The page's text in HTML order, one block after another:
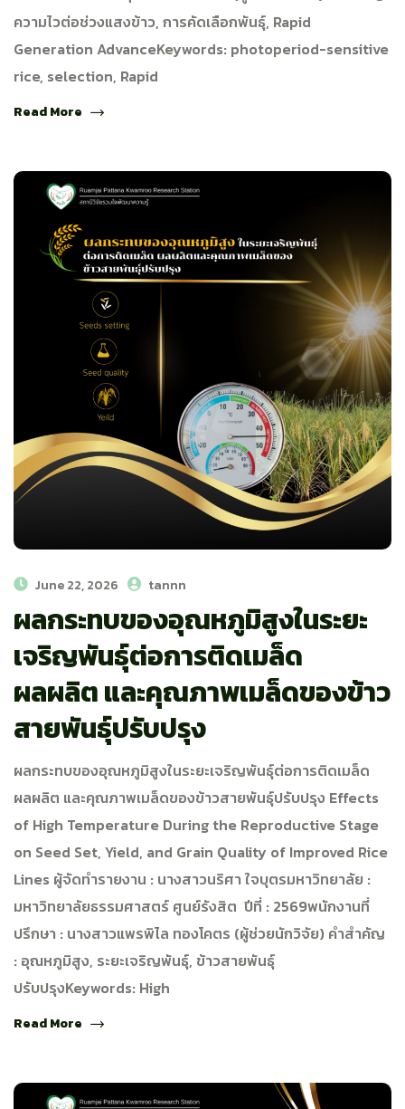
ความไวต่อช่วงแสงข้าว, การคัดเลือกพันธุ์, Rapid
Generation AdvanceKeywords: photoperiod-sensitive
rice, selection, Rapid
Read More
June 22, 2026 tannn
ผลกระทบของอุณหภูมิสูงในระยะ
เจริญพันธุ์ต่อการติดเมล็ด
ผลผลิต และคุณภาพเมล็ดของข้าว
สายพันธุ์ปรับปรุง
ผลกระทบของอุณหภูมิสูงในระยะเจริญพันธุ์ต่อการติดเมล็ด
ผลผลิต และคุณภาพเมล็ดของข้าวสายพันธุ์ปรับปรุง Effects
of High Temperature During the Reproductive Stage
on Seed Set, Yield, and Grain Quality of Improved Rice
Lines ผู้จัดทำรายงาน : นางสาวนริศา ใจบุตรมหาวิทยาลัย :
มหาวิทยาลัยธรรมศาสตร์ ศูนย์รังสิต ปีที่ : 2569พนักงานที่
ปรึกษา : นางสาวแพรพิไล ทองโคตร (ผู้ช่วยนักวิจัย) คำสำคัญ
: อุณหภูมิสูง, ระยะเจริญพันธุ์, ข้าวสายพันธุ์
ปรับปรุงKeywords: High
Read More